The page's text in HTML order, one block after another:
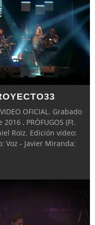
OFICIAL. Grabado
, PRÓFUGOS (Ft.
Roiz. Edición video:
Voz - Javier Miranda: